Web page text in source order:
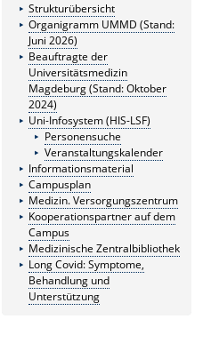
Strukturübersicht
Organigramm UMMD (Stand:
Juni 2026)
Beauftragte der
Universitätsmedizin
Magdeburg (Stand: Oktober
2024)
Uni-Infosystem (HIS-LSF)
Personensuche
Veranstaltungskalender
Informationsmaterial
Campusplan
Medizin. Versorgungszentrum
Kooperationspartner auf dem
Campus
Medizinische Zentralbibliothek
Long Covid: Symptome,
Behandlung und
Unterstützung